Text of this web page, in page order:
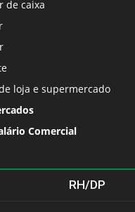
de caixa
loja e supermercado
Comercial
RH/DP